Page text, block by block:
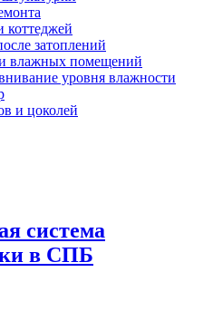
затоплений
влажных помещений
уровня влажности
и цоколей
система
в СПБ